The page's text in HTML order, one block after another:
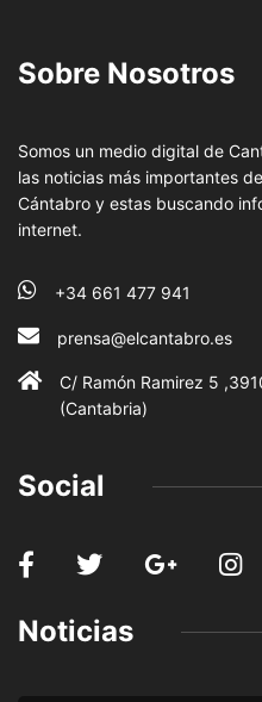
Sobre Nosotros
Somos un medio digital de
las noticias más importantes
Cántabro y estas buscando
internet.
+34 661 477 941
prensa@elcantabro.es
C/ Ramón Ramirez 5
(Cantabria)
Social
Noticias